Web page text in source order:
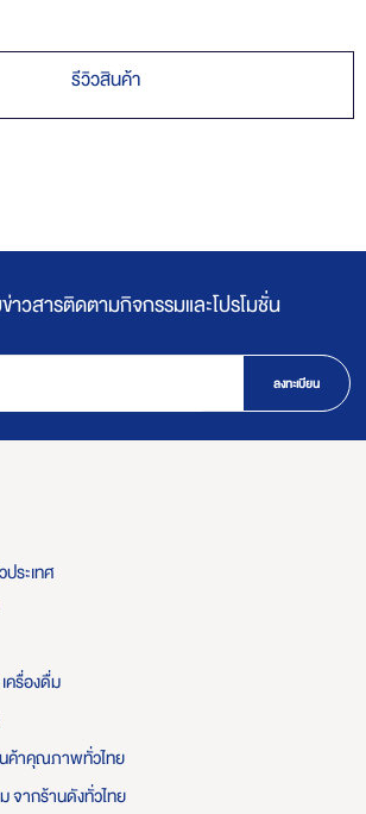
รีวิวสินค้า
าวสารติดตามกิจกรรมและโปรโมชั่น
ลงทะเบียน
ระเทศ
ครื่องดื่ม
ค้าคุณภาพทั่วไทย
จากร้านดังทั่วไทย